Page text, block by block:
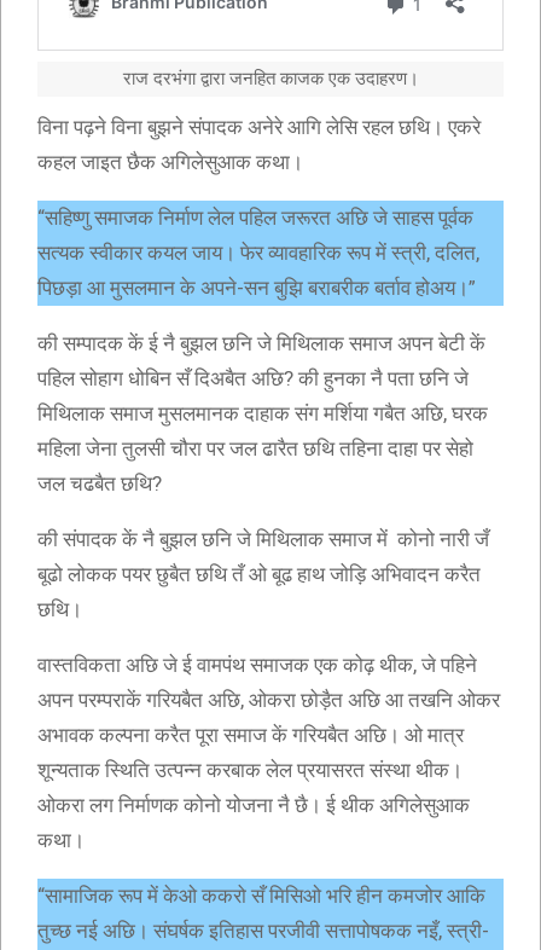
राज दरभंगा द्वारा जनहित काजक एक उदाहरण।
विना पढ़ने विना बुझने संपादक अनेरे आगि लेसि रहल छथि। एकरे
कहल जाइत छैक अगिलेसुआक कथा।
“सहिष्णु समाजक निर्माण लेल पहिल जरूरत अछि जे साहस पूर्वक
सत्यक स्वीकार कयल जाय। फेर व्यावहारिक रूप में स्त्री, दलित,
पिछड़ा आ मुसलमान के अपने-सन बुझि बराबरीक बर्ताव होअय।”
की सम्पादक कें ई नै बुझल छनि जे मिथिलाक समाज अपन बेटी कें
पहिल सोहाग धोबिन सँ दिअबैत अछि? की हुनका नै पता छनि जे
मिथिलाक समाज मुसलमानक दाहाक संग मर्शिया गबैत अछि, घरक
महिला जेना तुलसी चौरा पर जल ढारैत छथि तहिना दाहा पर सेहो
जल चढबैत छथि?
की संपादक कें नै बुझल छनि जे मिथिलाक समाज में कोनो नारी जँ
बूढो लोकक पयर छुबैत छथि तँ ओ बूढ हाथ जोड़ि अभिवादन करैत
छथि।
वास्तविकता अछि जे ई वामपंथ समाजक एक कोढ़ थीक, जे पहिने
अपन परम्पराकें गरियबैत अछि, ओकरा छोड़ैत अछि आ तखनि ओकर
अभावक कल्पना करैत पूरा समाज कें गरियबैत अछि। ओ मात्र
शून्यताक स्थिति उत्पन्न करबाक लेल प्रयासरत संस्था थीक।
ओकरा लग निर्माणक कोनो योजना नै छै। ई थीक अगिलेसुआक
कथा।
“सामाजिक रूप में केओ ककरो सँ मिसिओ भरि हीन कमजोर आकि
तुच्छ नई अछि। संघर्षक इतिहास परजीवी सत्तापोषकक नइँ, स्त्री-